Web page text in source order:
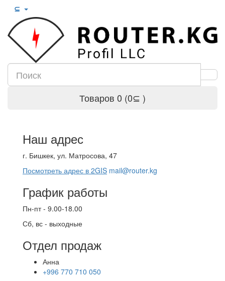
⊆
Товаров 0 (0⊆ )
Наш адрес
г. Бишкек, ул. Матросова, 47
Посмотреть адрес в 2GIS mail@router.kg
График работы
Пн-пт - 9.00-18.00
Сб, вс - выходные
Отдел продаж
Анна
+996 770 710 050